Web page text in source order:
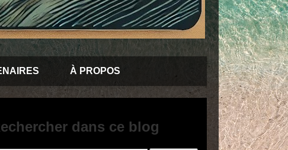
À PROPOS
dans ce blog